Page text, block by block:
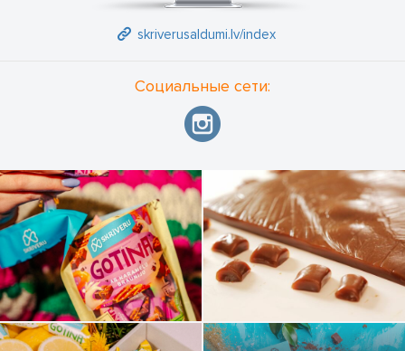
https://skriverusaldumi.lv/radosas-darbnicas
Seko līdzi jaunumiem mājaslapā skriverusaldumi.lv un sociālajos
tīklos Instagram @skriverusaldumi.
skriverusaldumi.lv/index
Социальные сети: